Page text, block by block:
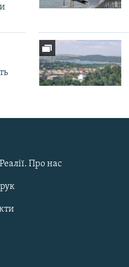
Про нас